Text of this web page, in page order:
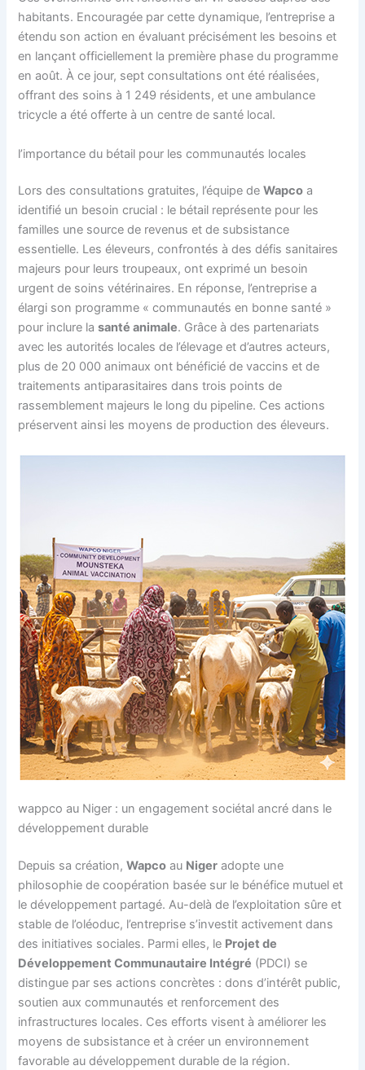
habitants. Encouragée par cette dynamique, l’entreprise a
étendu son action en évaluant précisément les besoins et
en lançant officiellement la première phase du programme
en août. À ce jour, sept consultations ont été réalisées,
offrant des soins à 1 249 résidents, et une ambulance
tricycle a été offerte à un centre de santé local.
l’importance du bétail pour les communautés locales
Lors des consultations gratuites, l’équipe deWapco a
identifié un besoin crucial : le bétail représente pour les
familles une source de revenus et de subsistance
essentielle. Les éleveurs, confrontés à des défis sanitaires
majeurs pour leurs troupeaux, ont exprimé un besoin
urgent de soins vétérinaires. En réponse, l’entreprise a
élargi son programme « communautés en bonne santé »
pour inclure lasanté animale. Grâce à des partenariats
avec les autorités locales de l’élevage et d’autres acteurs,
plus de 20 000 animaux ont bénéficié de vaccins et de
traitements antiparasitaires dans trois points de
rassemblement majeurs le long du pipeline. Ces actions
préservent ainsi les moyens de production des éleveurs.
wappco au Niger : un engagement sociétal ancré dans le
développement durable
Depuis sa création,Wapco au Niger adopte une
philosophie de coopération basée sur le bénéfice mutuel et
le développement partagé. Au-delà de l’exploitation sûre et
stable de l’oléoduc, l’entreprise s’investit activement dans
des initiatives sociales. Parmi elles, le Projet de
Développement Communautaire Intégré (PDCI) se
distingue par ses actions concrètes : dons d’intérêt public,
soutien aux communautés et renforcement des
infrastructures locales. Ces efforts visent à améliorer les
moyens de subsistance et à créer un environnement
favorable au développement durable de la région.